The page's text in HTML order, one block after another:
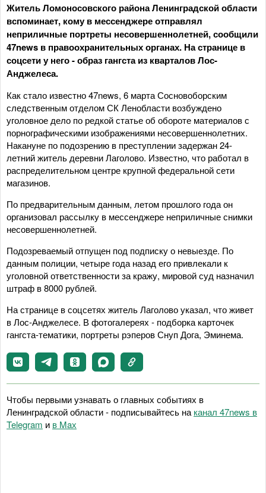
Житель Ломоносовского района Ленинградской области
вспоминает, кому в мессенджере отправлял
неприличные портреты несовершеннолетней, сообщили
47news в правоохранительных органах. На странице в
соцсети у него - образ гангста из кварталов Лос-
Анджелеса.
Как стало известно 47news, 6 марта Сосновоборским
следственным отделом СК Ленобласти возбуждено
уголовное дело по редкой статье об обороте материалов с
порнографическими изображениями несовершеннолетних.
Накануне по подозрению в преступлении задержан 24-
летний житель деревни Лаголово. Известно, что работал в
распределительном центре крупной федеральной сети
магазинов.
По предварительным данным, летом прошлого года он
организовал рассылку в мессенджере неприличные снимки
несовершеннолетней.
Подозреваемый отпущен под подписку о невыезде. По
данным полиции, четыре года назад его привлекали к
уголовной ответственности за кражу, мировой суд назначил
штраф в 8000 рублей.
На странице в соцсетях житель Лаголово указал, что живет
в Лос-Анджелесе. В фотогалереях - подборка карточек
гангста-тематики, портреты рэперов Снуп Дога, Эминема.
Чтобы первыми узнавать о главных событиях в
Ленинградской области - подписывайтесь на канал 47news в
Telegram и в Maх